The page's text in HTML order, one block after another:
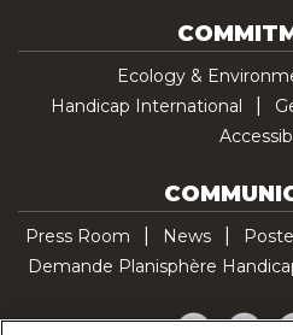
Ecology &
Handicap International
Press Room News
Demande Planisphère